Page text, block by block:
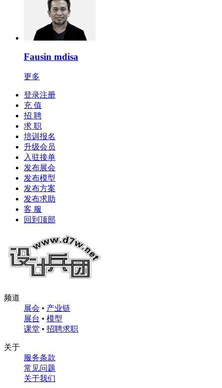
Fausin mdisa
更多
登录注册
充 值
招 聘
求 职
培训报名
升级会员
入驻接单
发布展会
发布模型
发布方案
发布求助
客 服
回到顶部
频道
展会 • 产业链
展台 • 模型
课堂 • 招聘求职
关于
服务条款
常见问题
关于我们